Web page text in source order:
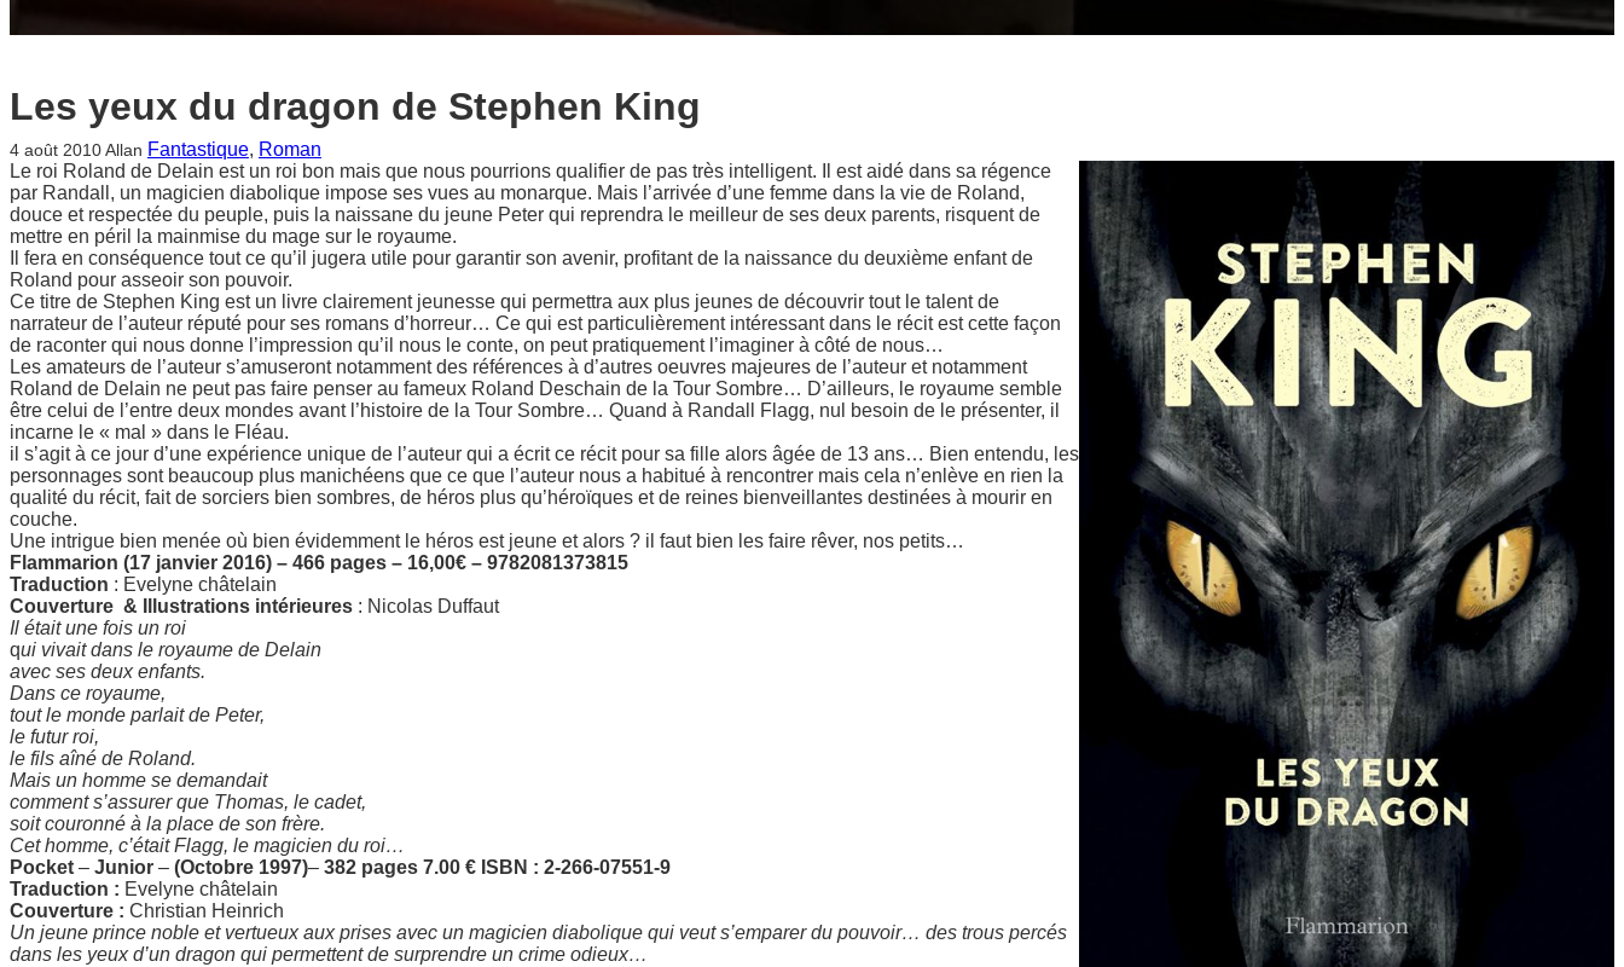
Les yeux du dragon de Stephen King
4 août 2010 Allan Fantastique, Roman
Le roi Roland de Delain est un roi bon mais que nous pourrions qualifier de pas très intelligent. Il est aidé dans sa régence
par Randall, un magicien diabolique impose ses vues au monarque. Mais l’arrivée d’une femme dans la vie de Roland,
douce et respectée du peuple, puis la naissane du jeune Peter qui reprendra le meilleur de ses deux parents, risquent de
mettre en péril la mainmise du mage sur le royaume.
Il fera en conséquence tout ce qu’il jugera utile pour garantir son avenir, profitant de la naissance du deuxième enfant de
Roland pour asseoir son pouvoir.
Ce titre de Stephen King est un livre clairement jeunesse qui permettra aux plus jeunes de découvrir tout le talent de
narrateur de l’auteur réputé pour ses romans d’horreur… Ce qui est particulièrement intéressant dans le récit est cette façon
de raconter qui nous donne l’impression qu’il nous le conte, on peut pratiquement l’imaginer à côté de nous…
Les amateurs de l’auteur s’amuseront notamment des références à d’autres oeuvres majeures de l’auteur et notamment
Roland de Delain ne peut pas faire penser au fameux Roland Deschain de la Tour Sombre… D’ailleurs, le royaume semble
être celui de l’entre deux mondes avant l’histoire de la Tour Sombre… Quand à Randall Flagg, nul besoin de le présenter, il
incarne le « mal » dans le Fléau.
il s’agit à ce jour d’une expérience unique de l’auteur qui a écrit ce récit pour sa fille alors âgée de 13 ans… Bien entendu, les
personnages sont beaucoup plus manichéens que ce que l’auteur nous a habitué à rencontrer mais cela n’enlève en rien la
qualité du récit, fait de sorciers bien sombres, de héros plus qu’héroïques et de reines bienveillantes destinées à mourir en
couche.
Une intrigue bien menée où bien évidemment le héros est jeune et alors ? il faut bien les faire rêver, nos petits…
Flammarion (17 janvier 2016) – 466 pages – 16,00€ – 9782081373815
Traduction : Evelyne châtelain
Couverture & Illustrations intérieures : Nicolas Duffaut
Il était une fois un roi
qui vivait dans le royaume de Delain
avec ses deux enfants.
Dans ce royaume,
tout le monde parlait de Peter,
le futur roi,
le fils aîné de Roland.
Mais un homme se demandait
comment s’assurer que Thomas, le cadet,
soit couronné à la place de son frère.
Cet homme, c’était Flagg, le magicien du roi…
Pocket – Junior – (Octobre 1997)– 382 pages 7.00 € ISBN : 2-266-07551-9
Traduction : Evelyne châtelain
Couverture : Christian Heinrich
Un jeune prince noble et vertueux aux prises avec un magicien diabolique qui veut s’emparer du pouvoir… des trous percés
dans les yeux d’un dragon qui permettent de surprendre un crime odieux…